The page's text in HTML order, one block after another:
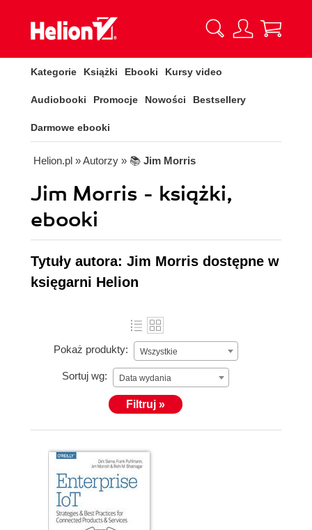
Kategorie Książki Ebooki Kursy video
Audiobooki Promocje Nowości Bestsellery
Darmowe ebooki
Helion.pl » Autorzy » 📚 Jim Morris
Jim Morris - książki,
ebooki
Tytuły autora: Jim Morris dostępne w
księgarni Helion
Pokaż produkty: Wszystkie
Sortuj wg: Data wydania
Filtruj »